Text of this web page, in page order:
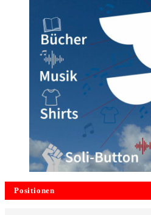
Positionen